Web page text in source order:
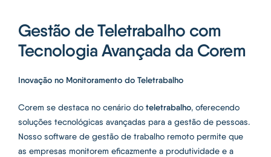
Gestão de Teletrabalho com
Tecnologia Avançada da Corem
Inovação no Monitoramento do Teletrabalho
Corem se destaca no cenário do teletrabalho, oferecendo
soluções tecnológicas avançadas para a gestão de pessoas.
Nosso software de gestão de trabalho remoto permite que
as empresas monitorem eficazmente a produtividade e a